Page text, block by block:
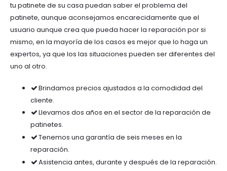
tu patinete de su casa puedan saber el problema del
patinete, aunque aconsejamos encarecidamente que el
usuario aunque crea que pueda hacer la reparación por si
mismo, en la mayoría de los casos es mejor que lo haga un
expertos, ya que los las situaciones pueden ser diferentes del
uno al otro.
Brindamos precios ajustados a la comodidad del
cliente.
Llevamos dos años en el sector de la reparación de
patinetes.
Tenemos una garantía de seis meses en la
reparación.
Asistencia antes, durante y después de la reparación.